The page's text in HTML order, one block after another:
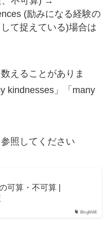
(励みになる経験の
て捉えている)場合は
えることがありま
kindnesses」「many
照してください
BlogMAE
可算・不可算 |